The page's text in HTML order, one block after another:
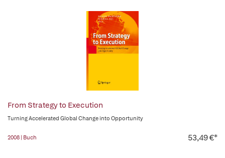
From Strategy to Execution
Turning Accelerated Global Change into Opportunity
2008 | Buch 53,49 €*